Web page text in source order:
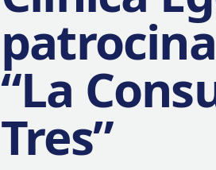
“La
Tres”